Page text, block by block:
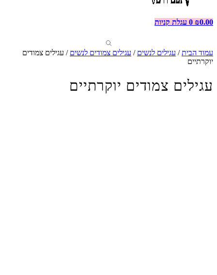
₪0.00
0 עגלת קניות
עמוד הבית/ עגילים לנשים / עגילים צמודים לנשים / עגילים צמודים
יוקרתיים
עגילים צמודים יוקרתיים